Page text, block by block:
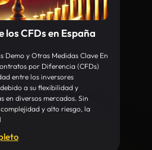
los CFDs en España
Demo y Otras Medidas Clave En
por Diferencia (CFDs)
entre los inversores
a su flexibilidad y
en diversos mercados. Sin
y alto riesgo, la